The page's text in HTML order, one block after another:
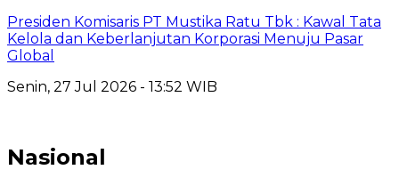
Presiden Komisaris PT Mustika Ratu Tbk : Kawal Tata
Kelola dan Keberlanjutan Korporasi Menuju Pasar
Global
Senin, 27 Jul 2026 - 13:52 WIB
Nasional